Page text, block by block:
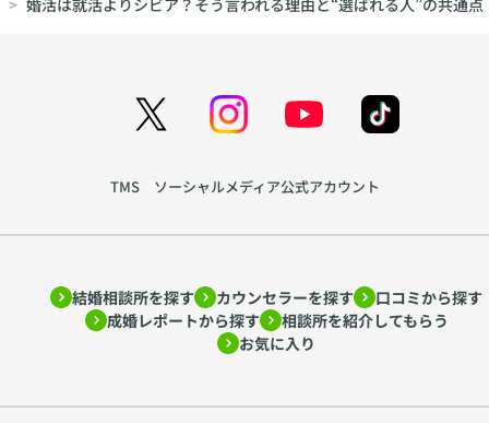
婚活は就活よりシビア？そう言われる理由と“選ばれる人”の共通点
TMS ソーシャルメディア公式アカウント
結婚相談所を探す カウンセラーを探す
口コミから探す
成婚レポートから探す
相談所を紹介してもらう
お気に入り